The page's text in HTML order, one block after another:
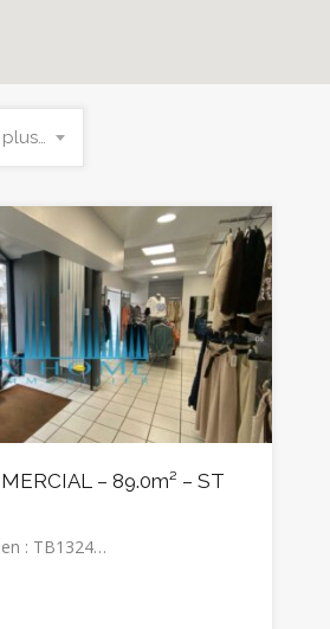
Du plus récent au plus ancien
– 89.0m² – ST
: TB1324…